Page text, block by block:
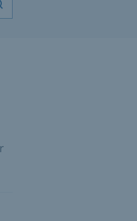
Starten